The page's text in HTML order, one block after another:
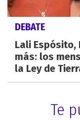
DEBATE
Lali Espósito,
más: los
la Ley de
Te